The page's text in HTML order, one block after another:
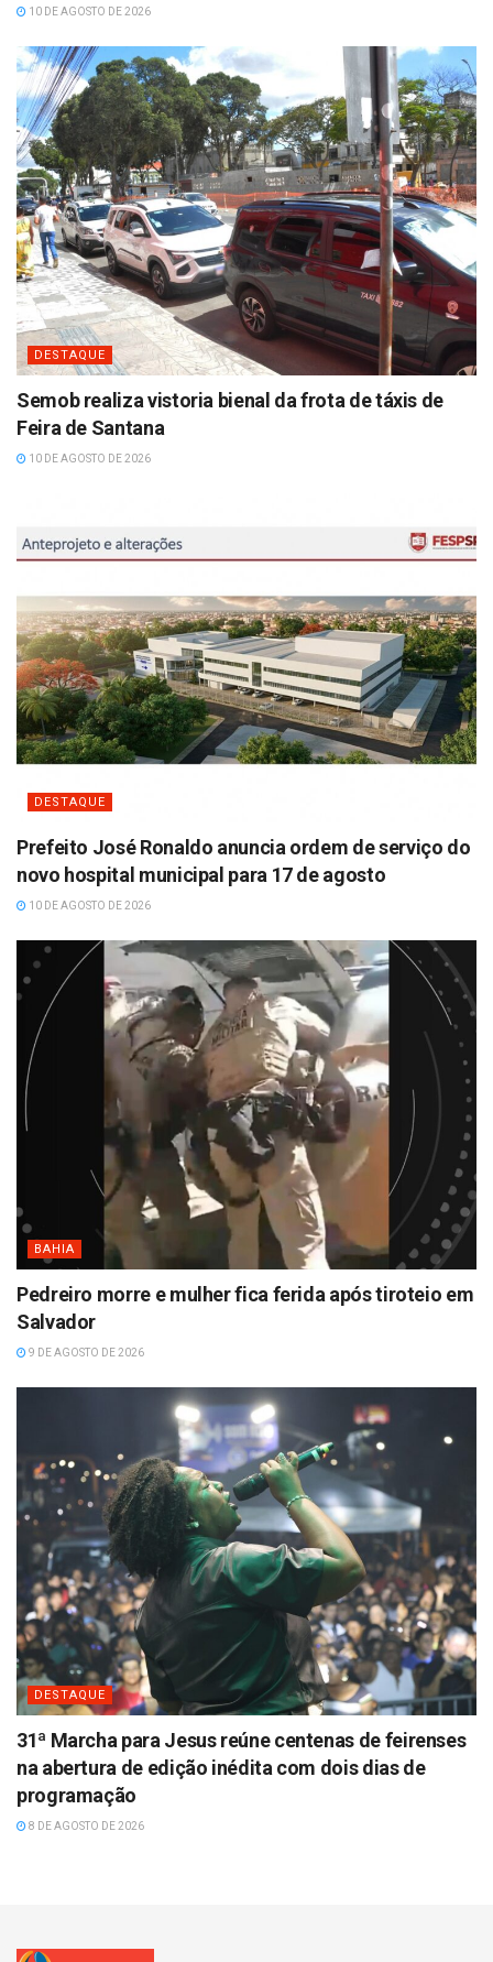
10 DE AGOSTO DE 2026
DESTAQUE
Semob realiza vistoria bienal da frota de táxis de
Feira de Santana
10 DE AGOSTO DE 2026
DESTAQUE
Prefeito José Ronaldo anuncia ordem de serviço do
novo hospital municipal para 17 de agosto
10 DE AGOSTO DE 2026
BAHIA
Pedreiro morre e mulher fica ferida após tiroteio em
Salvador
9 DE AGOSTO DE 2026
DESTAQUE
31ª Marcha para Jesus reúne centenas de feirenses
na abertura de edição inédita com dois dias de
programação
8 DE AGOSTO DE 2026